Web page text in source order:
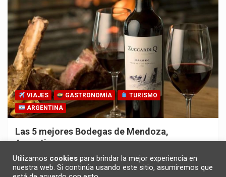
VIAJES GASTRONOMÍA
TURISMO
ARGENTINA
Las 5 mejores Bodegas de Mendoza,
Argentina
30/10/2025 Redacción
Utilizamos cookies para brindar la mejor experiencia en
nuestra web. Si continúa usando este sitio, asumiremos que